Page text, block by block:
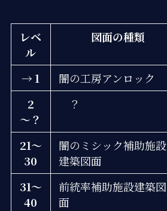
レベ
ル
図面の種類
→ 1 闇の工房アンロック
2
～？
？
21～
30
闇のミシック補助施設
建築図面
31～
40
前統率補助施設建築図
面